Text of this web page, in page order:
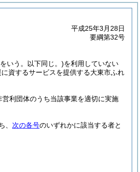
平成25年3月28日
要綱第32号
いう。以下同じ。)を利用していない
資するサービスを提供する大東市ふれ
利団体のうち当該事業を適切に実施
、 次の各号のいずれかに該当する者と